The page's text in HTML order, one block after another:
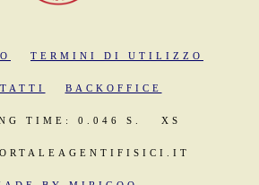
TERMINI DI UTILIZZO
BACKOFFICE
TIME: 0.046 S. XS